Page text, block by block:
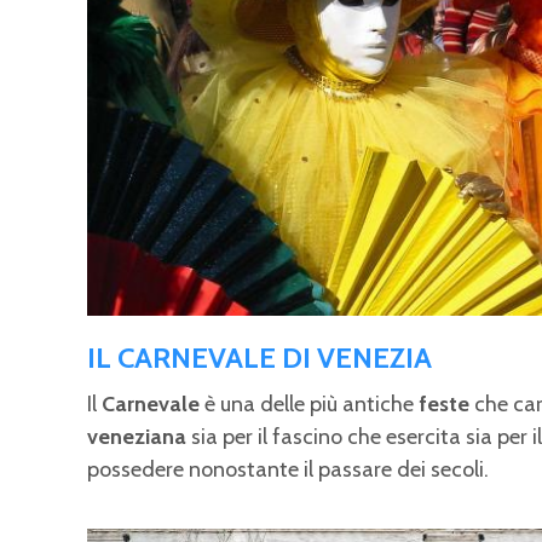
IL CARNEVALE DI VENEZIA
Il Carnevaleè una delle più antichefeste che
veneziana sia per il fascino che esercita sia per
possedere nonostante il passare dei secoli.